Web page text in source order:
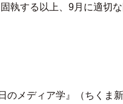
執する以上、9月に適切
メディア学』（ちくま